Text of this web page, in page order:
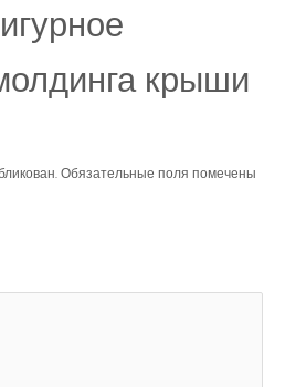
крыши
Обязательные поля помечены